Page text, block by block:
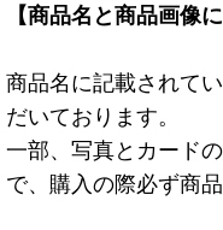
【商品名と商品画像
商品名に記載されて
だいております。
一部、写真とカード
で、購入の際必ず商